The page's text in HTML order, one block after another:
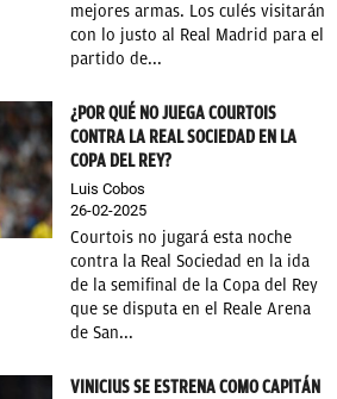
mejores armas. Los culés visitarán
con lo justo al Real Madrid para el
partido de...
¿POR QUÉ NO JUEGA COURTOIS
CONTRA LA REAL SOCIEDAD EN LA
COPA DEL REY?
Luis Cobos
26-02-2025
Courtois no jugará esta noche
contra la Real Sociedad en la ida
de la semifinal de la Copa del Rey
que se disputa en el Reale Arena
de San...
VINICIUS SE ESTRENA COMO CAPITÁN